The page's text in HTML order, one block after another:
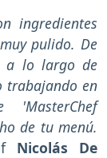
ingredientes
pulido. De
a lo largo de
trabajando en
'MasterChef
de tu menú.
Nicolás De